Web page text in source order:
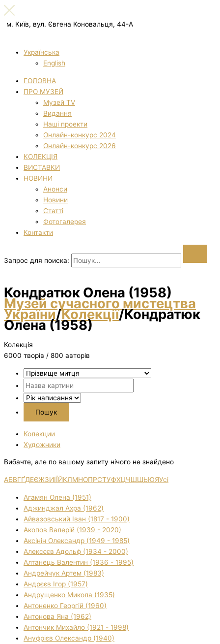
м. Київ, вул. Євгена Коновальця, 44-А
Українська
English
ГОЛОВНА
ПРО МУЗЕЙ
Музей TV
Видання
Наші проекти
Онлайн-конкурс 2024
Онлайн-конкурс 2026
КОЛЕКЦІЯ
ВИСТАВКИ
НОВИНИ
Анонси
Новини
Статті
Фотогалерея
Контакти
Запрос для поиска:
Кондратюк Олена (1958)
Музей сучасного мистецтва
України/Колекції/Кондратюк
Олена (1958)
Колекція
6000 творiв / 800 авторів
Колекции
Художники
Вибачте, але по вашому запиту нічого не знайдено
АБВГҐДЕЄЖЗИІЇЙКЛМНОПРСТУФХЦЧШЩЬЮЯУсі
Агамян Олена (1951)
Аджинджал Ахра (1962)
Айвазовський Іван (1817 - 1900)
Акопов Валерій (1939 - 2020)
Аксінін Олександр (1949 - 1985)
Алексєєв Адольф (1934 - 2000)
Алтанець Валентин (1936 - 1995)
Андрейчук Артем (1983)
Андрєєв Ігор (1957)
Андрущенко Микола (1935)
Антоненко Георгій (1960)
Антонова Яна (1962)
Антончик Михайло (1921 - 1998)
Ануфрієв Олександр (1940)